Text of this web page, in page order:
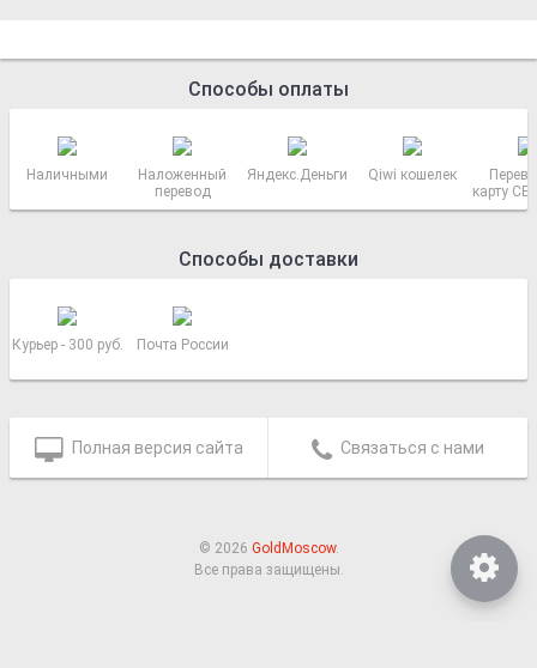
Способы оплаты
Наличными
Наложенный
перевод
Яндекс.Деньги Qiwi кошелек
карту
Способы доставки
Курьер - 300 руб. Почта России
Полная версия сайта Связаться с нами
© 2026 GoldMoscow.
Все права защищены.